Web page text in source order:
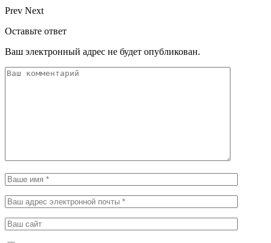
Prev Next
Оставьте ответ
Ваш электронный адрес не будет опубликован.